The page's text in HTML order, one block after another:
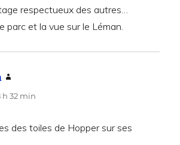
respectueux des autres…
parc et la vue sur le Léman.
h 32 min
des toiles de Hopper sur ses